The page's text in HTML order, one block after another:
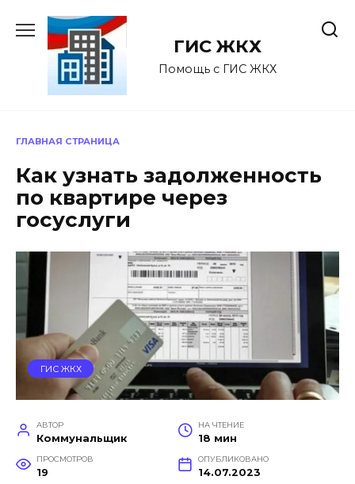
содержанию
ГИС ЖКХ
Помощь с ГИС ЖКХ
ГЛАВНАЯ СТРАНИЦА
Как узнать задолженность
по квартире через
госуслуги
ГИС ЖКХ
АВТОР
Коммунальщик
НА ЧТЕНИЕ
18 мин
ПРОСМОТРОВ
19
ОПУБЛИКОВАНО
14.07.2023